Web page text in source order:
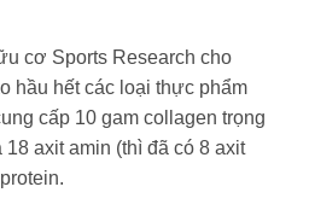
cơ Sports Research cho
hầu hết các loại thực phẩm
cấp 10 gam collagen trọng
axit amin (thì đã có 8 axit